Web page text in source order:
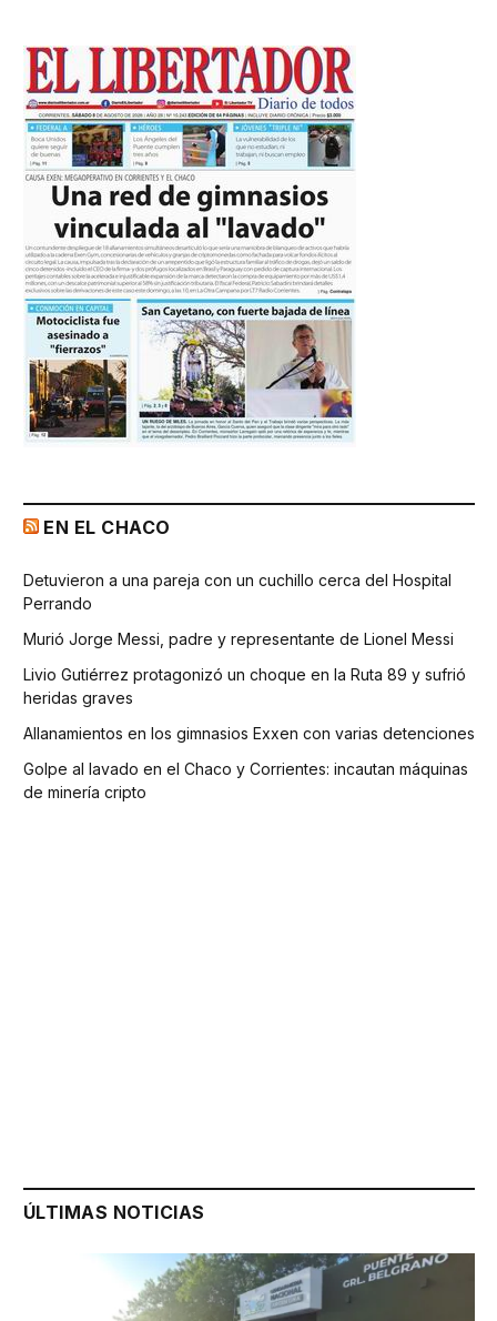
EN EL CHACO
Detuvieron a una pareja con un cuchillo cerca del Hospital
Perrando
Murió Jorge Messi, padre y representante de Lionel Messi
Livio Gutiérrez protagonizó un choque en la Ruta 89 y sufrió
heridas graves
Allanamientos en los gimnasios Exxen con varias detenciones
Golpe al lavado en el Chaco y Corrientes: incautan máquinas
de minería cripto
ÚLTIMAS NOTICIAS